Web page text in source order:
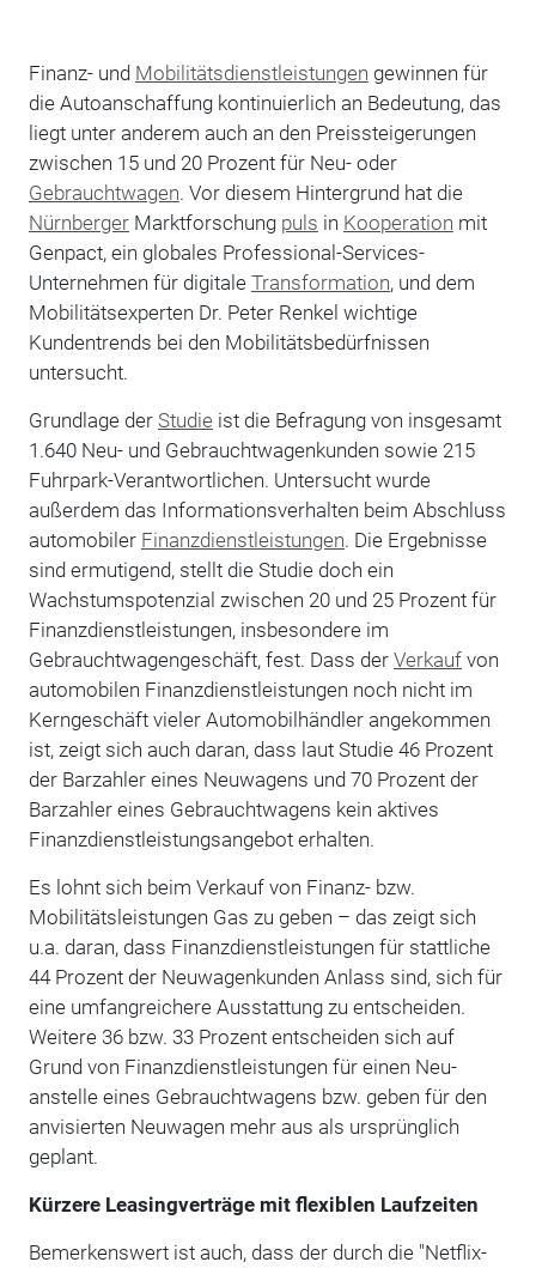
Finanz- und Mobilitätsdienstleistungen gewinnen für
die Autoanschaffung kontinuierlich an Bedeutung, das
liegt unter anderem auch an den Preissteigerungen
zwischen 15 und 20 Prozent für Neu- oder
Gebrauchtwagen. Vor diesem Hintergrund hat die
NürnbergerMarktforschung puls in Kooperation mit
Genpact, ein globales Professional-Services-
Unternehmen für digitale Transformation, und dem
Mobilitätsexperten Dr. Peter Renkel wichtige
Kundentrends bei den Mobilitätsbedürfnissen
untersucht.
Grundlage der Studie ist die Befragung von insgesamt
1.640 Neu- und Gebrauchtwagenkunden sowie 215
Fuhrpark-Verantwortlichen. Untersucht wurde
außerdem das Informationsverhalten beim Abschluss
automobiler Finanzdienstleistungen. Die Ergebnisse
sind ermutigend, stellt die Studie doch ein
Wachstumspotenzial zwischen 20 und 25 Prozent für
Finanzdienstleistungen, insbesondere im
Gebrauchtwagengeschäft, fest. Dass der Verkaufvon
automobilen Finanzdienstleistungen noch nicht im
Kerngeschäft vieler Automobilhändler angekommen
ist, zeigt sich auch daran, dass laut Studie 46 Prozent
der Barzahler eines Neuwagens und 70 Prozent der
Barzahler eines Gebrauchtwagens kein aktives
Finanzdienstleistungsangebot erhalten.
Es lohnt sich beim Verkauf von Finanz- bzw.
Mobilitätsleistungen Gas zu geben – das zeigt sich
u.a. daran, dass Finanzdienstleistungen für stattliche
44 Prozent der Neuwagenkunden Anlass sind, sich für
eine umfangreichere Ausstattung zu entscheiden.
Weitere 36 bzw. 33 Prozent entscheiden sich auf
Grund von Finanzdienstleistungen für einen Neu-
anstelle eines Gebrauchtwagens bzw. geben für den
anvisierten Neuwagen mehr aus als ursprünglich
geplant.
Kürzere Leasingverträge mit flexiblen Laufzeiten
Bemerkenswert ist auch, dass der durch die "Netflix-